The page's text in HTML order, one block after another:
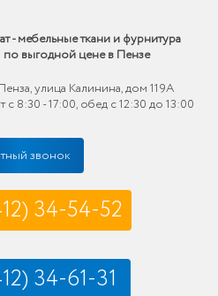
- мебельные ткани и фурнитура
по выгодной цене в Пензе
улица Калинина, дом 119А
с 8:30 - 17:00, обед с 12:30 до 13:00
звонок
34-54-52
34-61-31